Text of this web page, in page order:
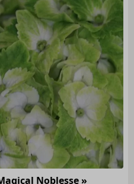
Noblesse »